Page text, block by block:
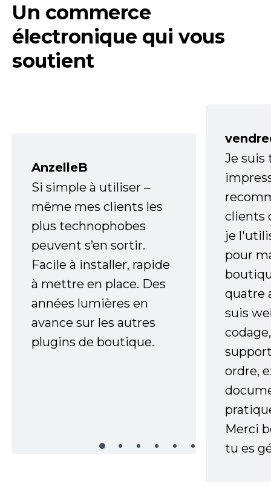
Un commerce
électronique qui vous
soutient
AnzelleB
Si simple à utiliser –
même mes clients les
plus technophobes
peuvent s’en sortir.
Facile à installer, rapide
à mettre en place. Des
années lumières en
avance sur les autres
plugins de boutique.
Je
clients
je
pour
quatre
suis
ordre,
Merci
tu es